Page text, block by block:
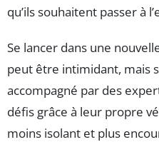
qu’ils souhaitent passer à
Se lancer dans une
peut être intimidant, mais
accompagné par des
défis grâce à leur propre
moins isolant et plus